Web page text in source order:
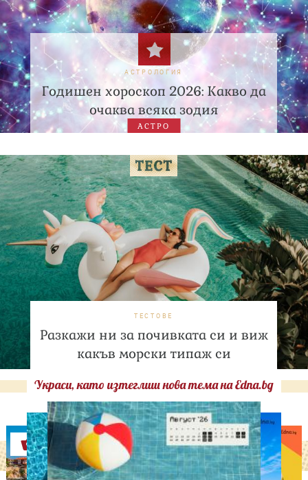
АСТРОЛОГИЯ
Годишен хороскоп 2026: Какво да
очаква всяка зодия
АСТРО
ТЕСТОВЕ
Разкажи ни за почивката си и виж
какъв морски типаж си
Украси, като изтеглиш нова тема на Edna.bg
Оферти